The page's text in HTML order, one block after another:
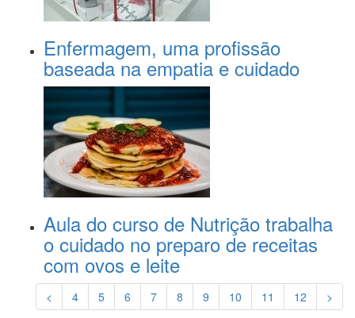
Enfermagem, uma profissão
baseada na empatia e cuidado
Aula do curso de Nutrição trabalha
o cuidado no preparo de receitas
com ovos e leite
< 4 5 6 7 8 9 10 11 12 >